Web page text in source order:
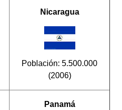
Nicaragua
Población: 5.500.000
(2006)
Panamá